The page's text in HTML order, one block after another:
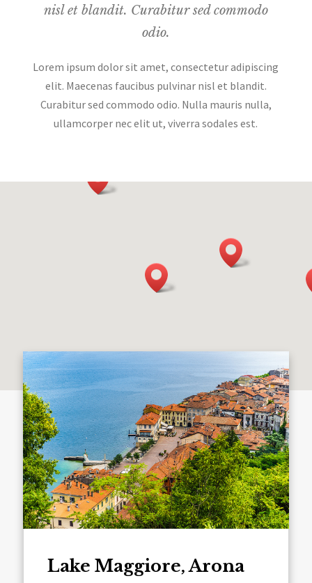
nisl et blandit. Curabitur sed commodo
odio.
Lorem ipsum dolor sit amet, consectetur adipiscing
elit. Maecenas faucibus pulvinar nisl et blandit.
Curabitur sed commodo odio. Nulla mauris nulla,
ullamcorper nec elit ut, viverra sodales est.
Lake Maggiore, Arona